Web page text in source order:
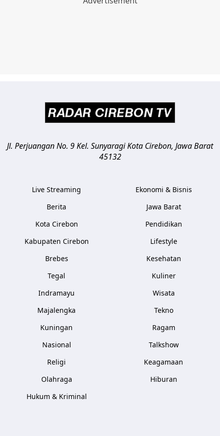
Jl. Perjuangan No. 9 Kel. SunyaragiKota Cirebon, Jawa Barat
45132
Live Streaming
Berita
Kota Cirebon
Kabupaten Cirebon
Brebes
Tegal
Indramayu
Majalengka
Kuningan
Nasional
Religi
Olahraga
Hukum & Kriminal
Ekonomi & Bisnis
Jawa Barat
Pendidikan
Lifestyle
Kesehatan
Kuliner
Wisata
Tekno
Ragam
Talkshow
Keagamaan
Hiburan